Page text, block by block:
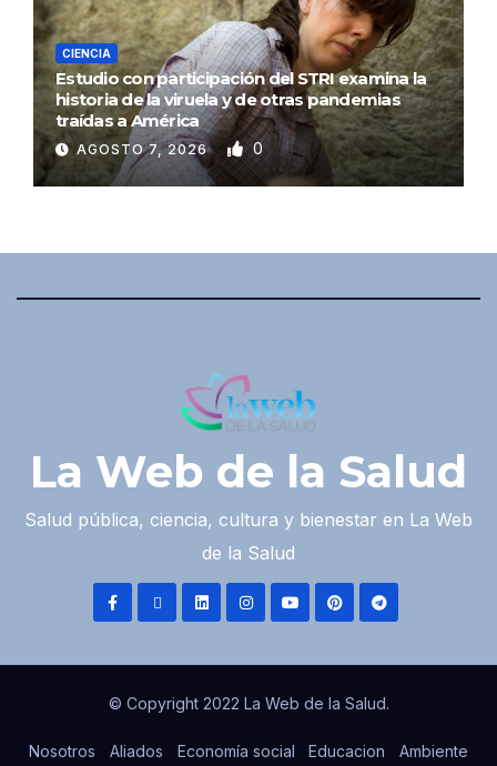
CIENCIA
Estudio con participación del STRI examina la
historia de la viruela y de otras pandemias
traídas a América
AGOSTO 7, 2026 0
La Web de la Salud
Salud pública, ciencia, cultura y bienestar en La Web
de la Salud
© Copyright 2022 La Web de la Salud.
Nosotros Aliados Economía social Educacion Ambiente